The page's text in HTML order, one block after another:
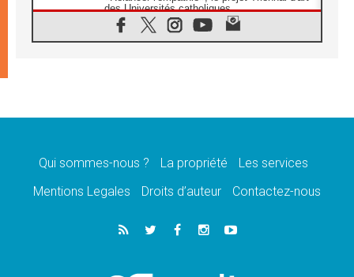
des Universités catholiques
08.08.2026
Signis 2026, donner la parole aux religieuses
07.08.2026
07.08.2026
de l'Assomption et mémoire nationale
«La paix commence par l'empathie» estime
le cardinal Parolin
En Colombie, «la paix ne s'achète pas avec
Qui sommes-nous ? La propriété
Les services
Mentions Legales
Droits d’auteur Contactez-nous